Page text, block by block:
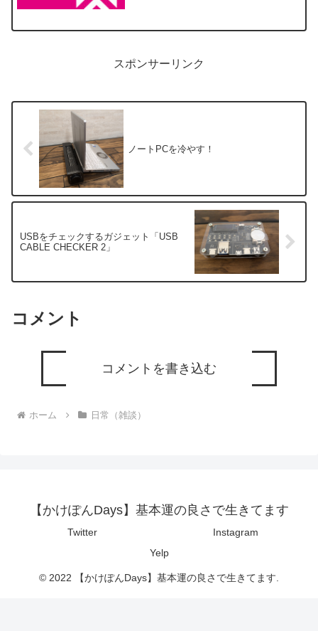
う曲、一度は耳にしたことがあるんじゃ
スポンサーリンク
ノートPCを冷やす！
USBをチェックするガジェット「USB
CABLE CHECKER 2」
コメント
コメントを書き込む
ホーム 日常（雑談）
【かけぽんDays】基本運の良さで生きてます
Twitter
Instagram
Yelp
© 2022 【かけぽんDays】基本運の良さで生きてます.